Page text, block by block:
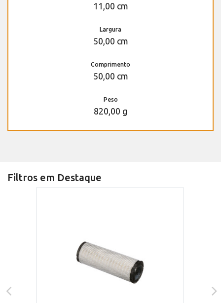
11,00 cm
Largura
50,00 cm
Comprimento
50,00 cm
Peso
820,00 g
Filtros em Destaque